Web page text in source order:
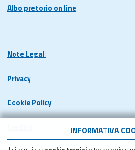
INFORMATIVA
Albo pretorio on line
Note Legali
Privacy
Cookie Policy